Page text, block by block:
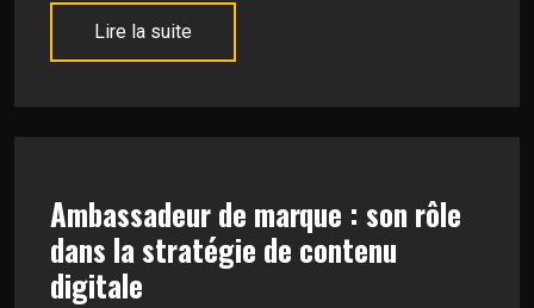
Lire la suite
Ambassadeur de marque : son rôle
dans la stratégie de contenu
digitale